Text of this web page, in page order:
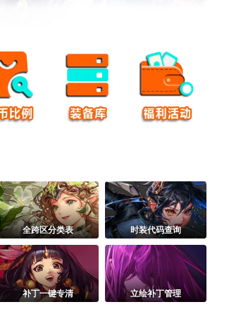
全跨区分类表 时装代码查询
补丁一键专清 立绘补丁管理